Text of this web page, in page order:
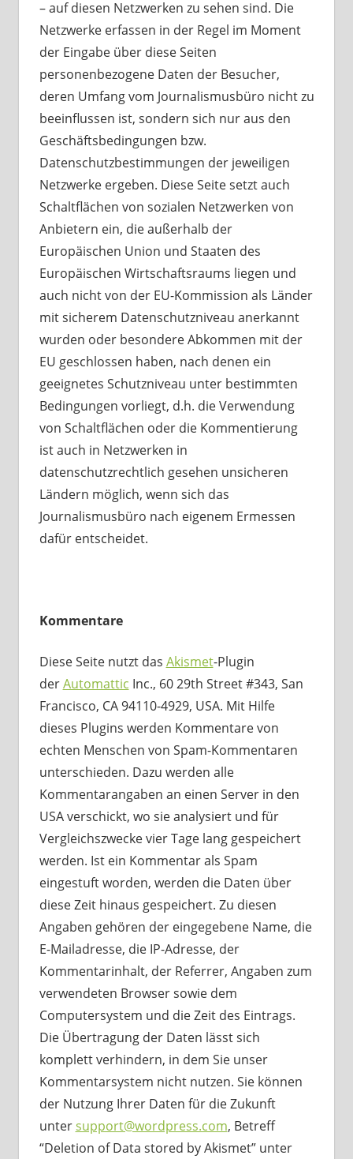
– auf diesen Netzwerken zu sehen sind. Die
Netzwerke erfassen in der Regel im Moment
der Eingabe über diese Seiten
personenbezogene Daten der Besucher,
deren Umfang vom Journalismusbüro nicht zu
beeinflussen ist, sondern sich nur aus den
Geschäftsbedingungen bzw.
Datenschutzbestimmungen der jeweiligen
Netzwerke ergeben. Diese Seite setzt auch
Schaltflächen von sozialen Netzwerken von
Anbietern ein, die außerhalb der
Europäischen Union und Staaten des
Europäischen Wirtschaftsraums liegen und
auch nicht von der EU-Kommission als Länder
mit sicherem Datenschutzniveau anerkannt
wurden oder besondere Abkommen mit der
EU geschlossen haben, nach denen ein
geeignetes Schutzniveau unter bestimmten
Bedingungen vorliegt, d.h. die Verwendung
von Schaltflächen oder die Kommentierung
ist auch in Netzwerken in
datenschutzrechtlich gesehen unsicheren
Ländern möglich, wenn sich das
Journalismusbüro nach eigenem Ermessen
dafür entscheidet.
Kommentare
Diese Seite nutzt das Akismet-Plugin
derAutomattic Inc., 60 29th Street #343, San
Francisco, CA 94110-4929, USA. Mit Hilfe
dieses Plugins werden Kommentare von
echten Menschen von Spam-Kommentaren
unterschieden. Dazu werden alle
Kommentarangaben an einen Server in den
USA verschickt, wo sie analysiert und für
Vergleichszwecke vier Tage lang gespeichert
werden. Ist ein Kommentar als Spam
eingestuft worden, werden die Daten über
diese Zeit hinaus gespeichert. Zu diesen
Angaben gehören der eingegebene Name, die
E-Mailadresse, die IP-Adresse, der
Kommentarinhalt, der Referrer, Angaben zum
verwendeten Browser sowie dem
Computersystem und die Zeit des Eintrags.
Die Übertragung der Daten lässt sich
komplett verhindern, in dem Sie unser
Kommentarsystem nicht nutzen. Sie können
der Nutzung Ihrer Daten für die Zukunft
untersupport@wordpress.com, Betreff
“Deletion of Data stored by Akismet” unter